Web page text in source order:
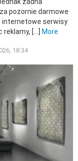
pozornie darmowe
internetowe serwisy
[…]
More
18:34